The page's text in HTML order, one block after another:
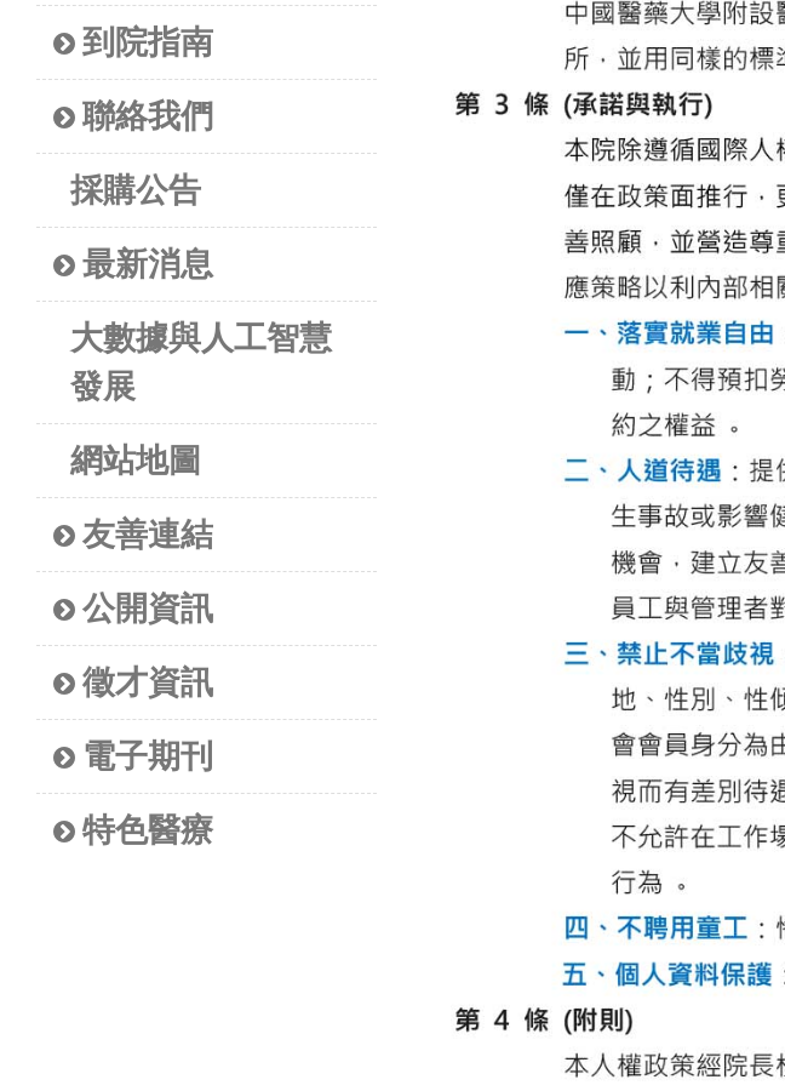
到院指南
聯絡我們
採購公告
最新消息
大數據與人工智慧
發展
網站地圖
友善連結
公開資訊
徵才資訊
電子期刊
特色醫療